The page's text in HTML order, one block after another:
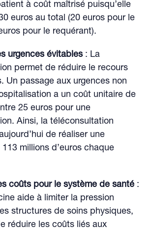
à coût maîtrisé puisqu’elle
euros au total (20 euros pour le
pour le requérant).
urgences évitables: La
permet de réduire le recours
Un passage aux urgences non
a un coût unitaire de
25 euros pour une
Ainsi, la téléconsultation
de réaliser une
millions d’euros chaque
coûts pour le système de santé :
aide à limiter la pression
structures de soins physiques,
réduire les coûts liés aux